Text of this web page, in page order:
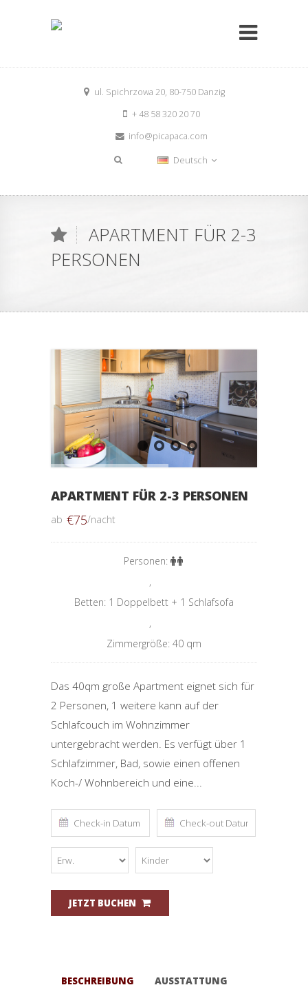
ul. Spichrzowa 20, 80-750 Danzig
+ 48 58 320 20 70
info@picapaca.com
Deutsch
APARTMENT FÜR 2-3
PERSONEN
APARTMENT FÜR 2-3 PERSONEN
ab €75/nacht
Personen:
,
Betten: 1 Doppelbett + 1 Schlafsofa
,
Zimmergröße: 40 qm
Das 40qm große Apartment eignet sich für
2 Personen, 1 weitere kann auf der
Schlafcouch im Wohnzimmer
untergebracht werden. Es verfügt über 1
Schlafzimmer, Bad, sowie einen offenen
Koch-/ Wohnbereich und eine...
JETZT BUCHEN
BESCHREIBUNG AUSSTATTUNG